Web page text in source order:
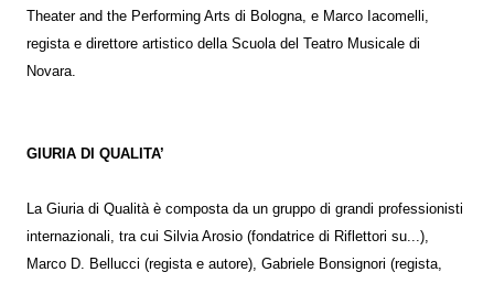
Theater and the Performing Arts di Bologna, e Marco Iacomelli,
regista e direttore artistico della Scuola del Teatro Musicale di
Novara.
GIURIA DI QUALITA’
La Giuria di Qualità è composta da un gruppo di grandi professionisti
internazionali, tra cui Silvia Arosio (fondatrice di Riflettori su...),
Marco D. Bellucci (regista e autore), Gabriele Bonsignori (regista,